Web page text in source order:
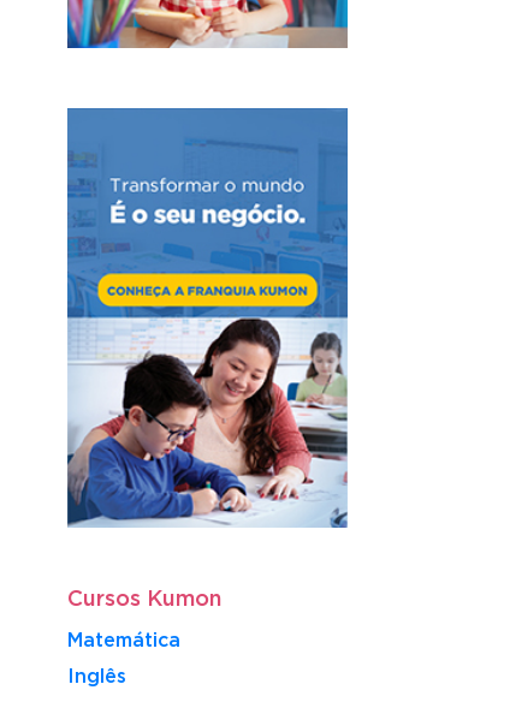
Cursos Kumon
Matemática
Inglês